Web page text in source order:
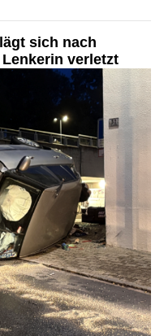
sich nach
verletzt